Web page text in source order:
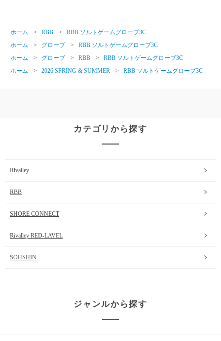
ホーム > RBB >
RBB ソルトゲームグローブ3C
ホーム
> グローブ >
RBB ソルトゲームグローブ3C
ホーム
> グローブ > RBB >
RBB ソルトゲームグローブ3C
ホーム
> 2026 SPRING & SUMMER > RBB ソルトゲームグローブ3C
カテゴリから探す
Rivalley
RBB
SHORE CONNECT
Rivalley RED-LAVEL
SOHSHIN
ジャンルから探す